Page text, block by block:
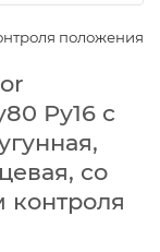
положения
Ру16 с
со
контроля